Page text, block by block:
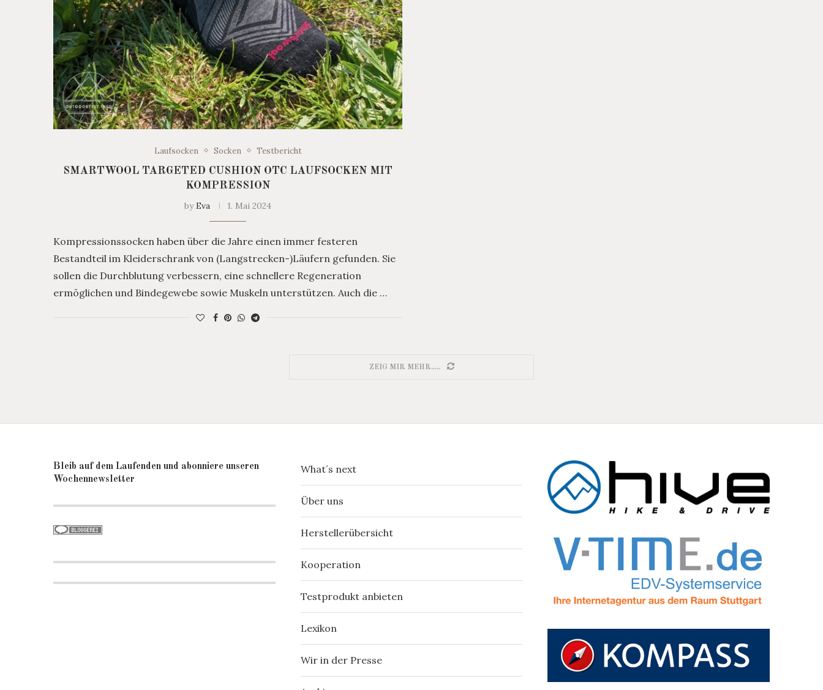
Laufsocken Socken Testbericht
SMARTWOOL TARGETED CUSHION OTC LAUFSOCKEN MIT
KOMPRESSION
byEva 1. Mai 2024
Kompressionssocken haben über die Jahre einen immer festeren
Bestandteil im Kleiderschrank von (Langstrecken-)Läufern gefunden. Sie
sollen die Durchblutung verbessern, eine schnellere Regeneration
ermöglichen und Bindegewebe sowie Muskeln unterstützen. Auch die …
ZEIG MIR MEHR.....
Bleib auf dem Laufenden und abonniere unseren
Wochennewsletter
What´s next
Über uns
Herstellerübersicht
Kooperation
Testprodukt anbieten
Lexikon
Wir in der Presse